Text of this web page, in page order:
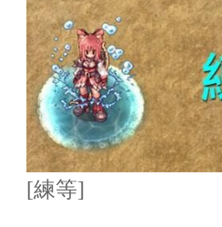
[練等]